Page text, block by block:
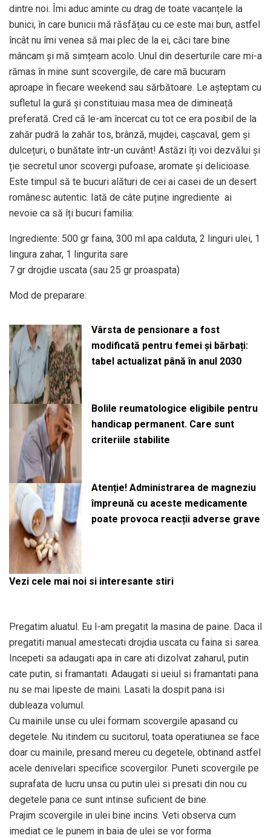
dintre noi. Îmi aduc aminte cu drag de toate vacanțele la
bunici, în care bunicii mă răsfățau cu ce este mai bun, astfel
încât nu îmi venea să mai plec de la ei, căci tare bine
mâncam și mă simțeam acolo. Unul din deserturile care mi-a
rămas în mine sunt scovergile, de care mă bucuram
aproape în fiecare weekend sau sărbătoare. Le așteptam cu
sufletul la gură și constituiau masa mea de dimineață
preferată. Cred că le-am încercat cu tot ce era posibil de la
zahăr pudră la zahăr tos, brânză, mujdei, cașcaval, gem și
dulcețuri, o bunătate într-un cuvânt! Astăzi îți voi dezvălui și
ție secretul unor scovergi pufoase, aromate și delicioase.
Este timpul să te bucuri alături de cei ai casei de un desert
românesc autentic. Iată de câte puține ingrediente ai
nevoie ca să îți bucuri familia:
Ingrediente: 500 gr faina, 300 ml apa calduta, 2 linguri ulei, 1
lingura zahar, 1 lingurita sare
7 gr drojdie uscata (sau 25 gr proaspata)
Mod de preparare:
Vârsta de pensionare a fost
modificată pentru femei și bărbați:
tabel actualizat până în anul 2030
Bolile reumatologice eligibile pentru
handicap permanent. Care sunt
criteriile stabilite
Atenție! Administrarea de magneziu
împreună cu aceste medicamente
poate provoca reacții adverse grave
Vezi cele mai noi si interesante stiri
Pregatim aluatul. Eu l-am pregatit la masina de paine. Daca il
pregatiti manual amestecati drojdia uscata cu faina si sarea.
Incepeti sa adaugati apa in care ati dizolvat zaharul, putin
cate putin, si framantati. Adaugati si ueiul si framantati pana
nu se mai lipeste de maini. Lasati la dospit pana isi
dubleaza volumul.
Cu mainile unse cu ulei formam scovergile apasand cu
degetele. Nu itindem cu sucitorul, toata operatiunea se face
doar cu mainile, presand mereu cu degetele, obtinand astfel
acele denivelari specifice scovergilor. Puneti scovergile pe
suprafata de lucru unsa cu putin ulei si presati din nou cu
degetele pana ce sunt intinse suficient de bine.
Prajim scovergile in ulei bine incins. Veti observa cum
imediat ce le punem in baia de ulei se vor forma